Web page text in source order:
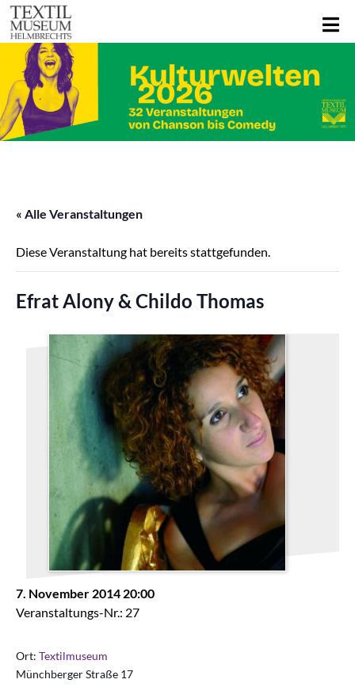
« Alle Veranstaltungen
Diese Veranstaltung hat bereits stattgefunden.
Efrat Alony & Childo Thomas
7. November 2014 20:00
Veranstaltungs-Nr.: 27
Ort: Textilmuseum
Münchberger Straße 17